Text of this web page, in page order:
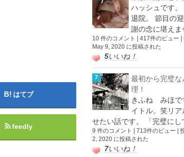
はてブ
feedly
ハッシュです。
退院。 節目の
謝の念に堪えま
10 件のコメント | 417件のビュー |
May 9, 2020 に投稿された
5いいね！
最初から完璧
理！
きふね みほで
イトル。笑リ
せたい話です。 「完璧にし
9 件のコメント 713件のビュー
2, 2020 に投稿された
7いいね！